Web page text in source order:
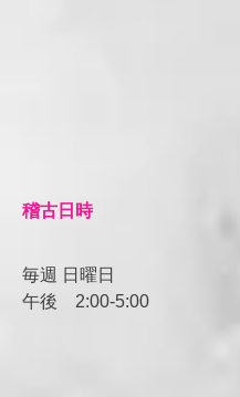
​稽古日時
毎週 日曜日
午後 ​2:00-5:00